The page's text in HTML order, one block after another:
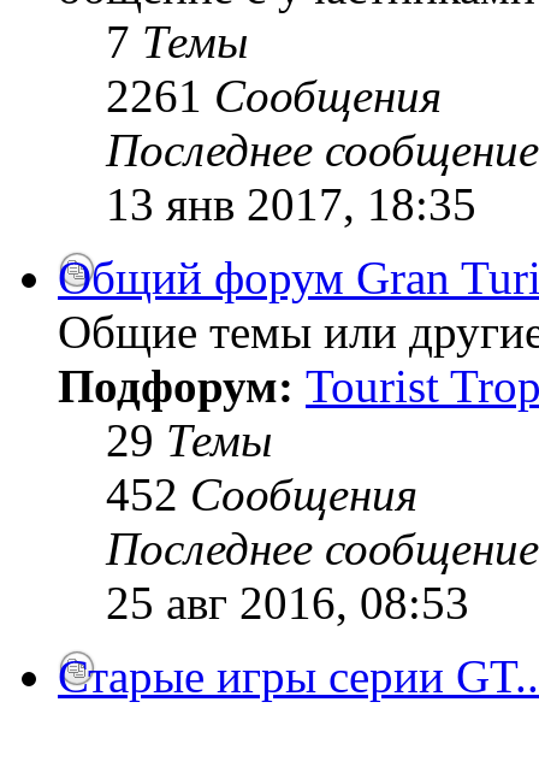
7 Темы
2261 Сообщения
Последнее сообщение
13 янв 2017, 18:35
Общий форум Gran
Общие темы или
Подфорум: Tourist
29 Темы
452 Сообщения
Последнее сообщение
25 авг 2016, 08:53
Старые игры серии